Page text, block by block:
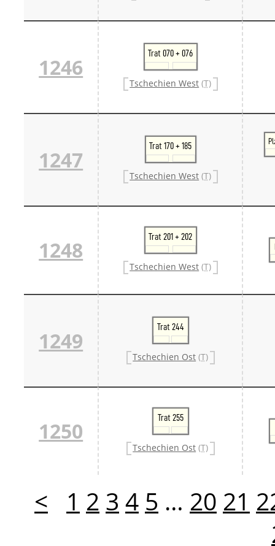
1246
Trat 070 + 076
Tschechien West (T)
1247
Trat 170 + 185
Tschechien West (T)
1248
Trat 201 + 202
Tschechien West (T)
1249
Trat 244
Tschechien Ost (T)
1250
Trat 255
Tschechien Ost (T)
< 1 2 3 4 5 … 20 21